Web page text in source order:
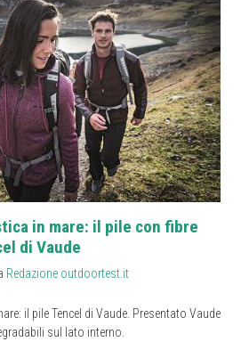
in mare: il pile con fibre
di Vaude
Redazione outdoortest.it
il pile Tencel di Vaude. Presentato Vaude
sul lato interno.